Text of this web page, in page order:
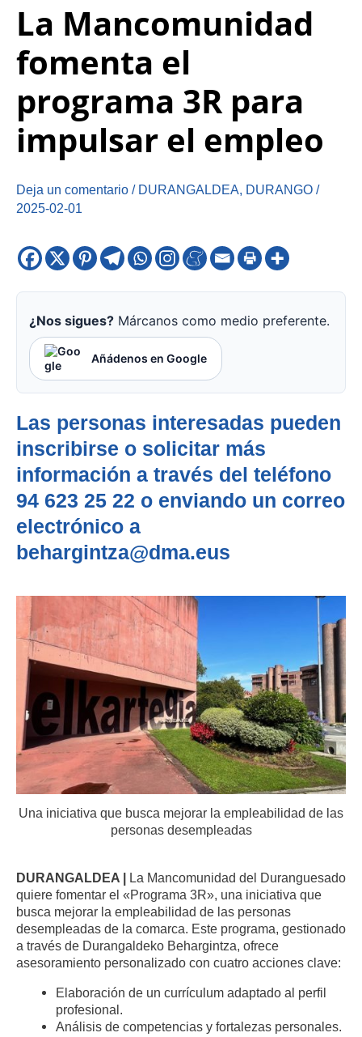
La Mancomunidad
fomenta el
programa 3R para
impulsar el empleo
Deja un comentario / DURANGALDEA, DURANGO /
2025-02-01
¿Nos sigues? Márcanos como medio preferente.
Añádenos en Google
Las personas interesadas pueden
inscribirse o solicitar más
información a través del teléfono
94 623 25 22 o enviando un correo
electrónico a
behargintza@dma.eus
Una iniciativa que busca mejorar la empleabilidad de las
personas desempleadas
DURANGALDEA | La Mancomunidad del Duranguesado
quiere fomentar el «Programa 3R», una iniciativa que
busca mejorar la empleabilidad de las personas
desempleadas de la comarca. Este programa, gestionado
a través de Durangaldeko Behargintza, ofrece
asesoramiento personalizado con cuatro acciones clave:
Elaboración de un currículum adaptado al perfil
profesional.
Análisis de competencias y fortalezas personales.